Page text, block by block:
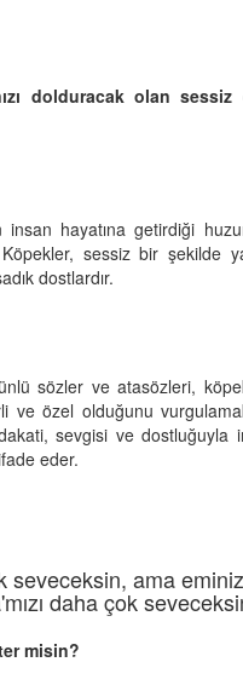
dolduracak olan sessiz
insan hayatına getirdiği
sessiz bir şekilde
dostlardır.
sözler ve atasözleri,
ve özel olduğunu
sevgisi ve dostluğuyla
eder.
seveceksin, ama
daha çok
misin?